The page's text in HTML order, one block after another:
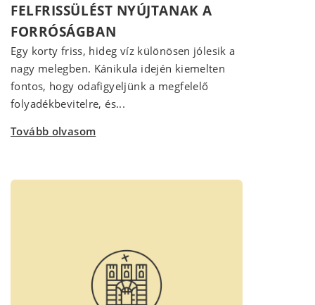
FELFRISSÜLÉST NYÚJTANAK A
FORRÓSÁGBAN
Egy korty friss, hideg víz különösen jólesik a
nagy melegben. Kánikula idején kiemelten
fontos, hogy odafigyeljünk a megfelelő
folyadékbevitelre, és...
Tovább olvasom